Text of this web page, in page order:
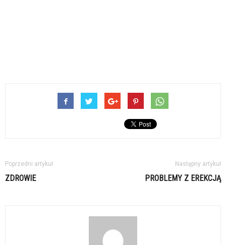
Poprzedni artykuł
ZDROWIE
Następny artykuł
PROBLEMY Z EREKCJĄ